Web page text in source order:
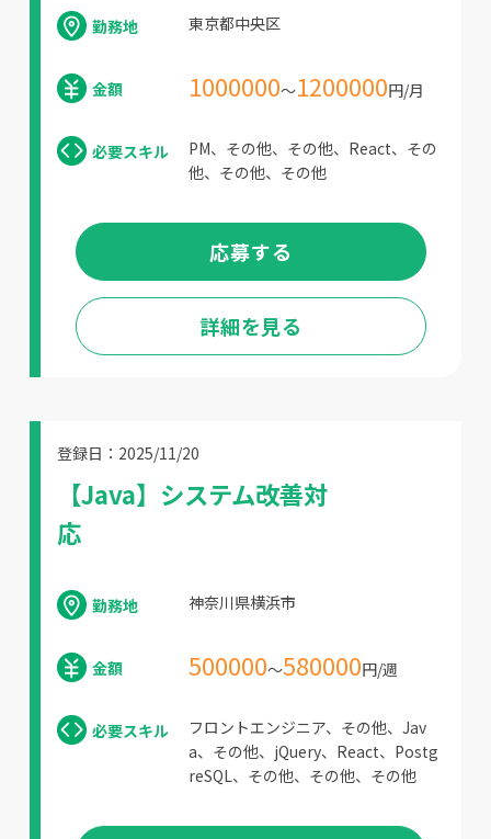
勤務地 東京都中央区
金額 1000000～1200000円/月
必要スキル
PM、その他、その他、React、その
他、その他、その他
応募する
詳細を見る
登録日：2025/11/20
【Java】システム改善対
応
勤務地 神奈川県横浜市
金額 500000～580000円/週
必要スキル
フロントエンジニア、その他、Jav
a、その他、jQuery、React、Postg
reSQL、その他、その他、その他